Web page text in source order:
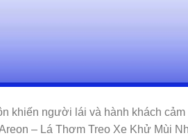
khiến người lái và hành khách cảm
– Lá Thơm Treo Xe Khử Mùi